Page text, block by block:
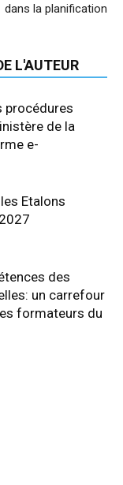
dans la planification
L'AUTEUR
procédures
de la
e-
Etalons
des
un carrefour
formateurs du